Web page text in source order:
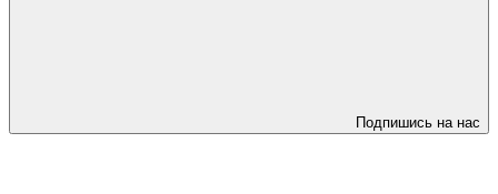
Подпишись на нас